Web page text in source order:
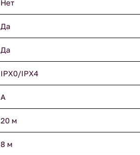
Нет
Да
Да
IPX0/IPX4
A
20 м
8 м